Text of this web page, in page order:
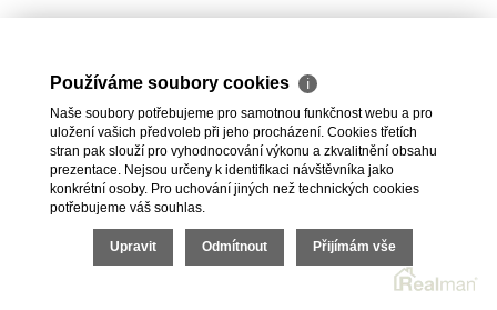
Používáme soubory cookies ℹ
Naše soubory potřebujeme pro samotnou funkčnost webu a pro
uložení vašich předvoleb při jeho procházení. Cookies třetích
stran pak slouží pro vyhodnocování výkonu a zkvalitnění obsahu
prezentace. Nejsou určeny k identifikaci návštěvníka jako
konkrétní osoby. Pro uchování jiných než technických cookies
potřebujeme váš souhlas.
Upravit Odmítnout Přijímám vše